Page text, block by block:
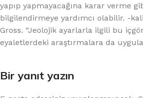
yapıp yapmayacağına karar verme
bilgilendirmeye yardımcı olabilir. -
Gross. “Jeolojik ayarlarla ilgili bu
eyaletlerdeki araştırmalara da
Bir yanıt yazın